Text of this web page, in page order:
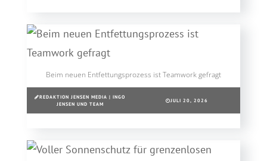
Beim neuen Entfettungsprozess ist Teamwork gefragt
REDAKTION JENSEN MEDIA | INGO
JENSEN UND TEAM
JULI 20, 2026